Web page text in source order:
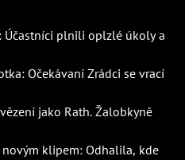
Účastníci plnili oplzlé úkoly a
Očekávaní Zrádci se vrací
jako Rath. Žalobkyně
klipem: Odhalila, kde